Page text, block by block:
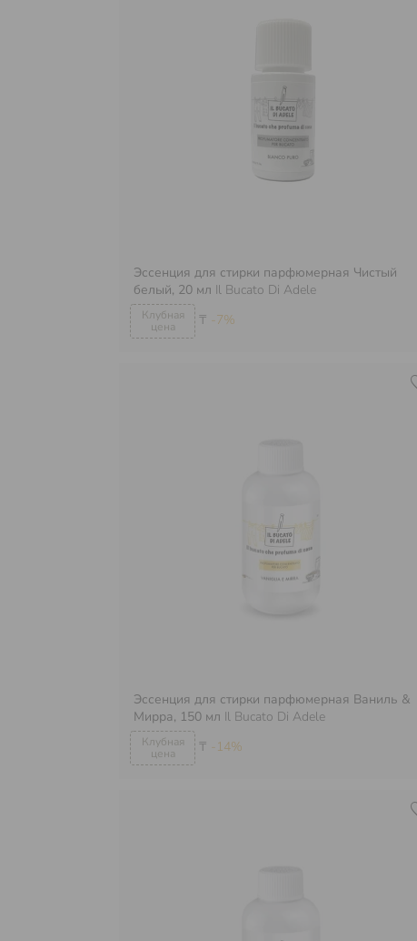
₸ -7%
Эссенция для стирки парфюмерная Чистый
белый, 20 мл Il Bucato Di Adele
₸ -14%
Эссенция для стирки парфюмерная Ваниль &
Мирра, 150 мл Il Bucato Di Adele